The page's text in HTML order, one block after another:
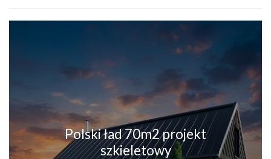
Polski ład 70m2 projekt
szkieletowy